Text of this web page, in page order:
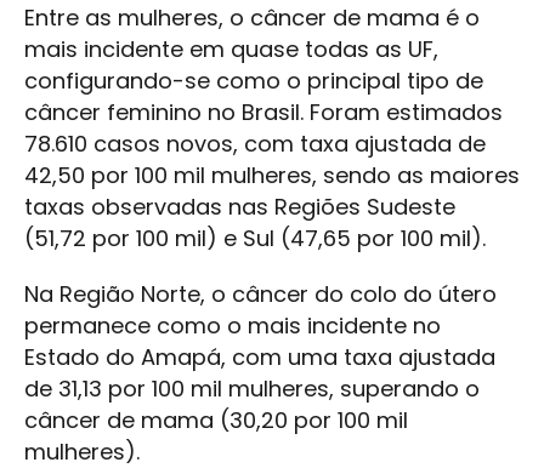
Entre as mulheres, o câncer de mama é o
mais incidente em quase todas as UF,
configurando-se como o principal tipo de
câncer feminino no Brasil. Foram estimados
78.610 casos novos, com taxa ajustada de
42,50 por 100 mil mulheres, sendo as maiores
taxas observadas nas Regiões Sudeste
(51,72 por 100 mil) e Sul (47,65 por 100 mil).
Na Região Norte, o câncer do colo do útero
permanece como o mais incidente no
Estado do Amapá, com uma taxa ajustada
de 31,13 por 100 mil mulheres, superando o
câncer de mama (30,20 por 100 mil
mulheres).